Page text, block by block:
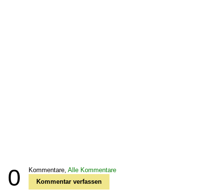
0 Kommentare, Alle Kommentare
Kommentar verfassen